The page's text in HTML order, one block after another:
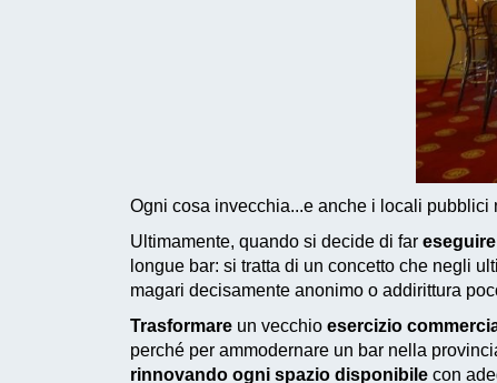
Ogni cosa invecchia...e anche i locali
Ultimamente, quando si decide di far
longue bar: si tratta di un concetto che negli
magari decisamente anonimo o addirittura
Trasformare un vecchio esercizio
perché per ammodernare un bar nella
rinnovando ogni spazio disponibile con